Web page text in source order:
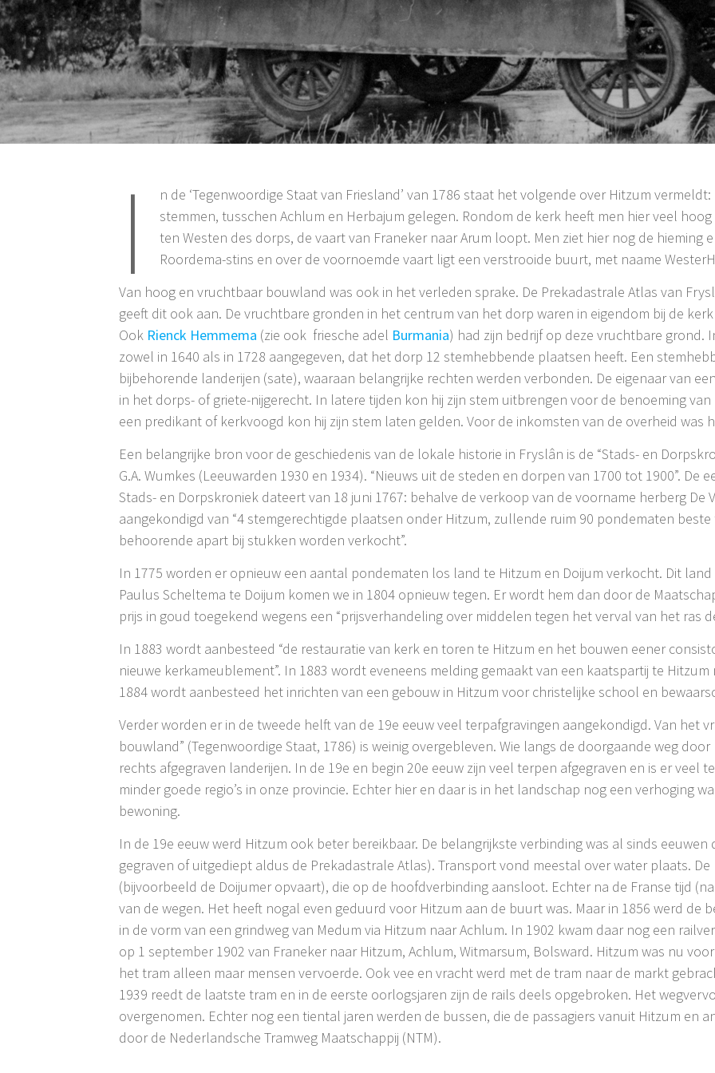
I
n de ‘Tegenwoordige Staat van Friesland’ van 1786 staat het volgende over Hitzum
stemmen, tusschen Achlum en Herbajum gelegen. Rondom de kerk heeft men hier veel
ten Westen des dorps, de vaart van Franeker naar Arum loopt. Men ziet hier nog de hieming
Roordema-stins en over de voornoemde vaart ligt een verstrooide buurt, met naame
Van hoog en vruchtbaar bouwland was ook in het verleden sprake. De Prekadastrale Atlas van
geeft dit ook aan. De vruchtbare gronden in het centrum van het dorp waren in eigendom bij de
Ook Rienck Hemmema (zie ook friesche adel Burmania) had zijn bedrijf op deze vruchtbare grond.
zowel in 1640 als in 1728 aangegeven, dat het dorp 12 stemhebbende plaatsen heeft. Een
bijbehorende landerijen (sate), waaraan belangrijke rechten werden verbonden. De eigenaar van
in het dorps- of griete-nijgerecht. In latere tijden kon hij zijn stem uitbrengen voor de benoeming
een predikant of kerkvoogd kon hij zijn stem laten gelden. Voor de inkomsten van de overheid was
Een belangrijke bron voor de geschiedenis van de lokale historie in Fryslân is de “Stads- en
G.A. Wumkes (Leeuwarden 1930 en 1934). “Nieuws uit de steden en dorpen van 1700 tot 1900”. De
Stads- en Dorpskroniek dateert van 18 juni 1767: behalve de verkoop van de voorname herberg De
aangekondigd van “4 stemgerechtigde plaatsen onder Hitzum, zullende ruim 90 pondematen
behoorende apart bij stukken worden verkocht”.
In 1775 worden er opnieuw een aantal pondematen los land te Hitzum en Doijum verkocht. Dit land
Paulus Scheltema te Doijum komen we in 1804 opnieuw tegen. Er wordt hem dan door de
prijs in goud toegekend wegens een “prijsverhandeling over middelen tegen het verval van het ras
In 1883 wordt aanbesteed “de restauratie van kerk en toren te Hitzum en het bouwen eener
nieuwe kerkameublement”. In 1883 wordt eveneens melding gemaakt van een kaatspartij te
1884 wordt aanbesteed het inrichten van een gebouw in Hitzum voor christelijke school en
Verder worden er in de tweede helft van de 19e eeuw veel terpafgravingen aangekondigd. Van het
bouwland” (Tegenwoordige Staat, 1786) is weinig overgebleven. Wie langs de doorgaande weg
rechts afgegraven landerijen. In de 19e en begin 20e eeuw zijn veel terpen afgegraven en is er veel
minder goede regio’s in onze provincie. Echter hier en daar is in het landschap nog een verhoging
bewoning.
In de 19e eeuw werd Hitzum ook beter bereikbaar. De belangrijkste verbinding was al sinds
gegraven of uitgediept aldus de Prekadastrale Atlas). Transport vond meestal over water plaats.
(bijvoorbeeld de Doijumer opvaart), die op de hoofdverbinding aansloot. Echter na de Franse tijd
van de wegen. Het heeft nogal even geduurd voor Hitzum aan de buurt was. Maar in 1856 werd de
in de vorm van een grindweg van Medum via Hitzum naar Achlum. In 1902 kwam daar nog een
op 1 september 1902 van Franeker naar Hitzum, Achlum, Witmarsum, Bolsward. Hitzum was nu
het tram alleen maar mensen vervoerde. Ook vee en vracht werd met de tram naar de markt
1939 reedt de laatste tram en in de eerste oorlogsjaren zijn de rails deels opgebroken. Het
overgenomen. Echter nog een tiental jaren werden de bussen, die de passagiers vanuit Hitzum en
door de Nederlandsche Tramweg Maatschappij (NTM).